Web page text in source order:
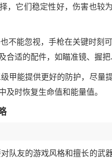
，它们稳定性好，伤害也较
不能忽视，手枪在关键时刻
合适的配件，如瞄准镜、握把
甲能提供更好的防护，尽量
及时恢复生命值和能量值。
队友的游戏风格和擅长的武